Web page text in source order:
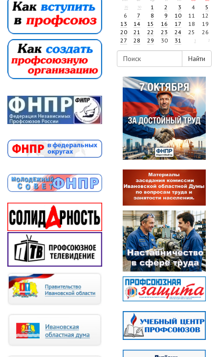
29 30 1 2 3 4
5
6
7 8 9 10 11
12
13
14 15 16 17 18
19
20
21 22 23 24 25
26
27
28 29 30 31 1 2
Найти